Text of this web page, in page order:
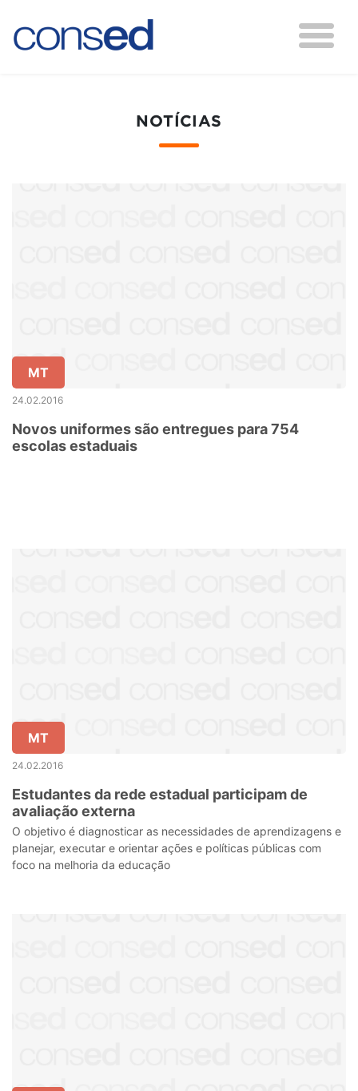
NOTÍCIAS
MT
24.02.2016
Novos uniformes são entregues para 754
escolas estaduais
MT
24.02.2016
Estudantes da rede estadual participam de
avaliação externa
O objetivo é diagnosticar as necessidades de aprendizagens e
planejar, executar e orientar ações e políticas públicas com
foco na melhoria da educação